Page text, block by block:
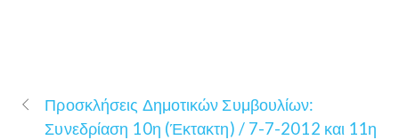
Προσκλήσεις Δημοτικών Συμβουλίων:
Συνεδρίαση 10η (Έκτακτη) / 7-7-2012 και 11η